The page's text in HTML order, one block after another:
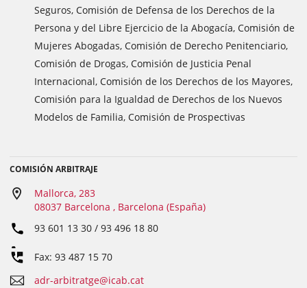
Seguros, Comisión de Defensa de los Derechos de la
Persona y del Libre Ejercicio de la Abogacía, Comisión de
Mujeres Abogadas, Comisión de Derecho Penitenciario,
Comisión de Drogas, Comisión de Justicia Penal
Internacional, Comisión de los Derechos de los Mayores,
Comisión para la Igualdad de Derechos de los Nuevos
Modelos de Familia, Comisión de Prospectivas
COMISIÓN ARBITRAJE
Mallorca, 283
08037 Barcelona , Barcelona (España)
93 601 13 30 / 93 496 18 80
Fax: 93 487 15 70
adr-arbitratge@icab.cat